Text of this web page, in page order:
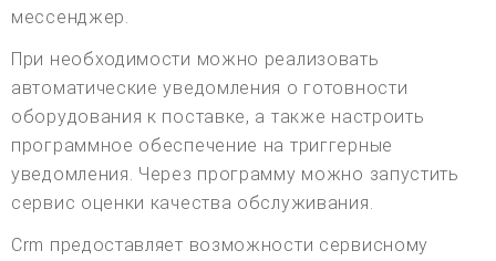
мессенджер.
При необходимости можно реализовать
автоматические уведомления о готовности
оборудования к поставке, а также настроить
программное обеспечение на триггерные
уведомления. Через программу можно запустить
сервис оценки качества обслуживания.
Crm предоставляет возможности сервисному